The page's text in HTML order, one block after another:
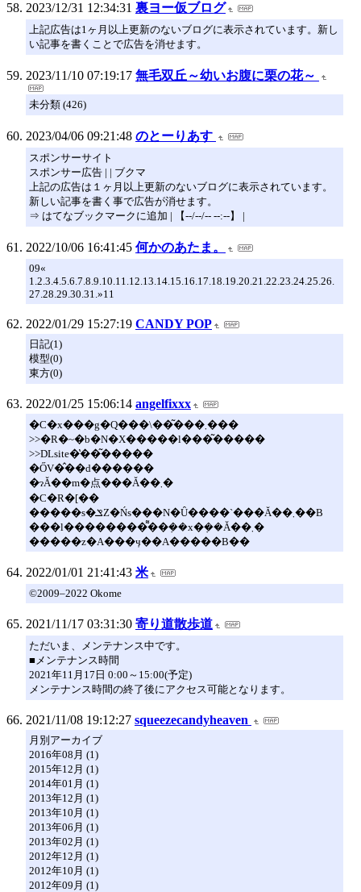
2023/12/31 12:34:31 裏ヨー仮ブログ
上記広告は1ヶ月以上更新のないブログに表示されています。新し
い記事を書くことで広告を消せます。
2023/11/10 07:19:17 無毛双丘～幼いお腹に栗の花～
未分類 (426)
2023/04/06 09:21:48 のとーりあす
スポンサーサイト
スポンサー広告 | | ブクマ
上記の広告は１ヶ月以上更新のないブログに表示されています。
新しい記事を書く事で広告が消せます。
⇒ はてなブックマークに追加 | 【--/--/-- --:--】 |
2022/10/06 16:41:45 何かのあたま。
09«
1.2.3.4.5.6.7.8.9.10.11.12.13.14.15.16.17.18.19.20.21.22.23.24.25.26.
27.28.29.30.31.»11
2022/01/29 15:27:19 CANDY POP
日記(1)
模型(0)
東方(0)
2022/01/25 15:06:14 angelfixxx
�C�x���g�Q���\��͂���܂���
>>�R�~�b�N�X�����l���͂�����
>>DLsite�̔��͂�����
�ŐV�̂��d������
�ɂĂ��m�点���Ă��܂�
�C�R�[��
�����s�ݏZ�Ńs���N�Ȗ����`���Ă��܂��B
���l��������͌��݂��x�݂��Ă��܂�
�����z�A���ӌ��A�����B��
2022/01/01 21:41:43 米
©2009–2022 Okome
2021/11/17 03:31:30 寄り道散歩道
ただいま、メンテナンス中です。
■メンテナンス時間
2021年11月17日 0:00～15:00(予定)
メンテナンス時間の終了後にアクセス可能となります。
2021/11/08 19:12:27 squeezecandyheaven
月別アーカイブ
2016年08月 (1)
2015年12月 (1)
2014年01月 (1)
2013年12月 (1)
2013年10月 (1)
2013年06月 (1)
2013年02月 (1)
2012年12月 (1)
2012年10月 (1)
2012年09月 (1)